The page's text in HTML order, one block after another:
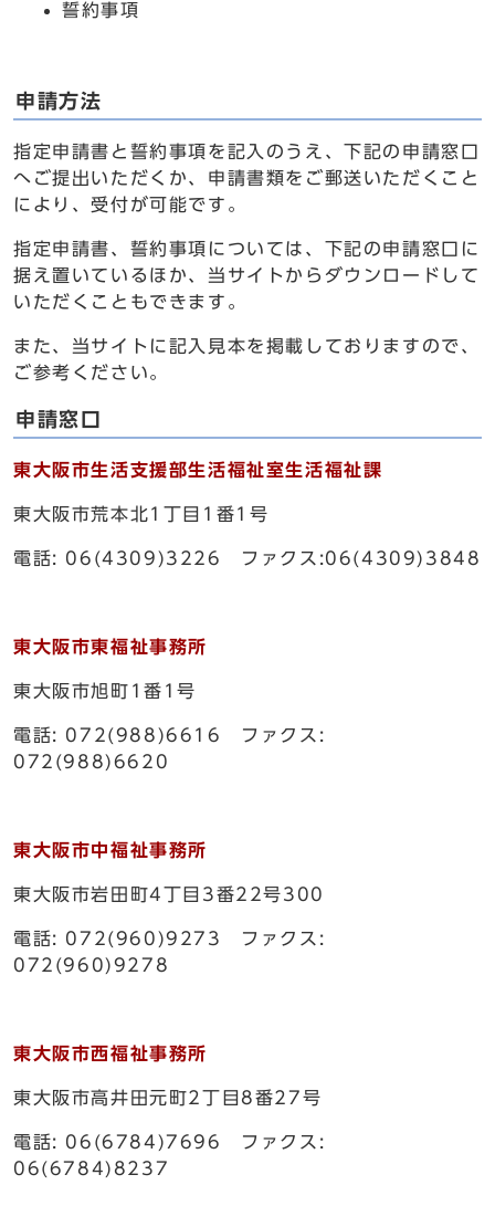
誓約事項
申請方法
指定申請書と誓約事項を記入のうえ、下記の申請窓口
へご提出いただくか、申請書類をご郵送いただくこと
により、受付が可能です。
指定申請書、誓約事項については、下記の申請窓口に
据え置いているほか、当サイトからダウンロードして
いただくこともできます。
また、当サイトに記入見本を掲載しておりますので、
ご参考ください。
申請窓口
東大阪市生活支援部生活福祉室生活福祉課
東大阪市荒本北1丁目1番1号
電話: 06(4309)3226 ファクス:06(4309)3848
東大阪市東福祉事務所
東大阪市旭町1番1号
電話: 072(988)6616 ファクス:
072(988)6620
東大阪市中福祉事務所
東大阪市岩田町4丁目3番22号300
電話: 072(960)9273 ファクス:
072(960)9278
東大阪市西福祉事務所
東大阪市高井田元町2丁目8番27号
電話: 06(6784)7696 ファクス:
06(6784)8237